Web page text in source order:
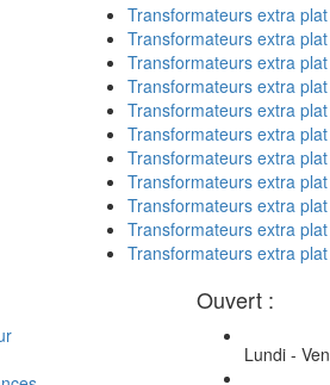
Transformateurs extra
Transformateurs extra
Transformateurs extra
Transformateurs extra
Transformateurs extra
Transformateurs extra
Transformateurs extra
Transformateurs extra
Transformateurs extra
Transformateurs extra
Transformateurs extra
Ouvert :
Lundi -